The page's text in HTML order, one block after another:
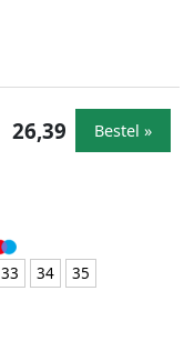
33 34 35
26,39 Bestel »